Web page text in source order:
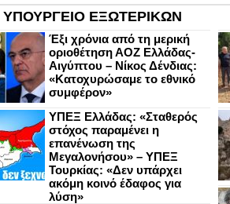
ΥΠΟΥΡΓΕΙΟ ΕΞΩΤΕΡΙΚΩΝ
Έξι χρόνια από τη μερική
οριοθέτηση ΑΟΖ Ελλάδας-
Αιγύπτου – Νίκος Δένδιας:
«Κατοχυρώσαμε το εθνικό
συμφέρον»
ΥΠΕΞ Ελλάδας: «Σταθερός
στόχος παραμένει η
επανένωση της
Μεγαλονήσου» – ΥΠΕΞ
Τουρκίας: «Δεν υπάρχει
ακόμη κοινό έδαφος για
λύση»